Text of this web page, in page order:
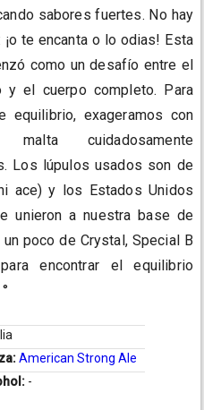
sabores fuertes. No hay
te encanta o lo odias! Esta
como un desafío entre el
y el cuerpo completo. Para
equilibrio, exageramos con
cuidadosamente
Los lúpulos usados son de
ace) y los Estados Unidos
unieron a nuestra base de
poco de Crystal, Special B
encontrar el equilibrio
American Strong Ale
-